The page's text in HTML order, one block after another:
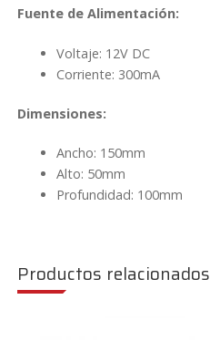
Fuente de Alimentación:
Voltaje: 12V DC
Corriente: 300mA
Dimensiones:
Ancho: 150mm
Alto: 50mm
Profundidad: 100mm
Productos relacionados